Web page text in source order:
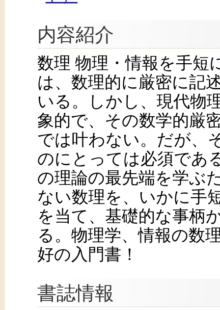
内容紹介
数理 物理・情報を手短
は、数理的に厳密に記
いる。しかし、現代物
象的で、その数学的厳
では叶わない。だが、
のにとっては必須であ
の理論の最先端を学ぶ
ない数理を、いかに手
を当て、基礎的な事柄
る。物理学、情報の数
好の入門書！
書誌情報